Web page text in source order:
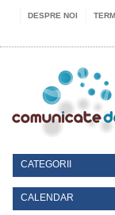
DESPRE NOI
CATEGORII
CALENDAR